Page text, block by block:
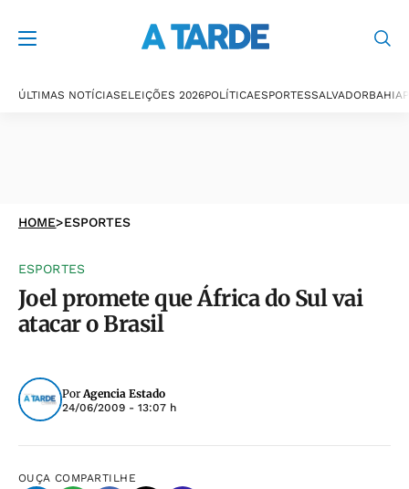
ÚLTIMAS NOTÍCIASELEIÇÕES 2026POLÍTICAESPORTESSALVADORBAHIA
HOME>ESPORTES
ESPORTES
Joel promete que África do Sul vai
atacar o Brasil
PorAgencia Estado
24/06/2009 - 13:07 h
OUÇA COMPARTILHE